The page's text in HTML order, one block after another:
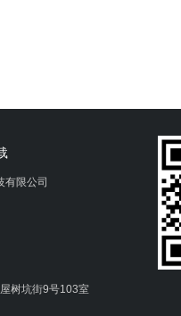
有限公司
屋树坑街9号103室